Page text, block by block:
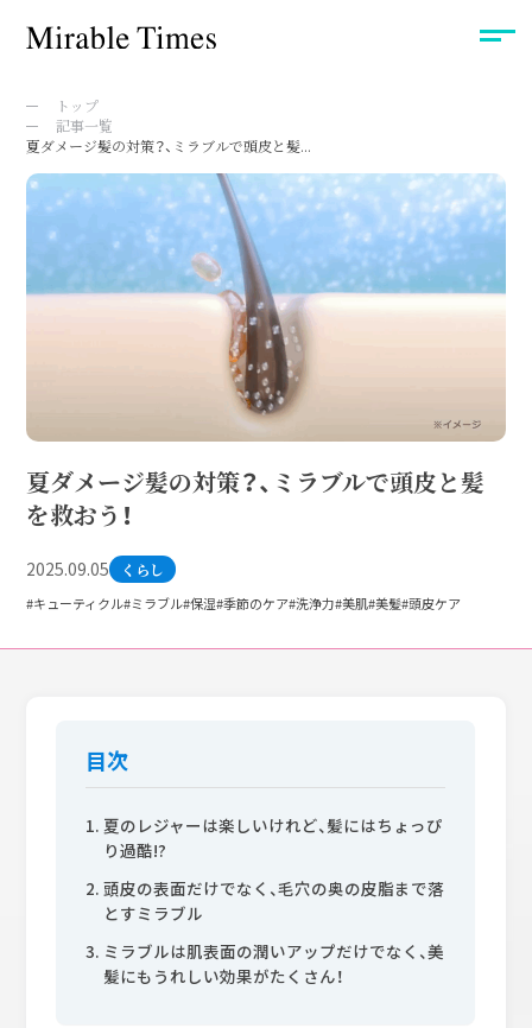
トップ
記事一覧
夏ダメージ髪の対策？、ミラブルで頭皮と髪...
夏ダメージ髪の対策？、ミラブルで頭皮と髪
を救おう！
2025.09.05 くらし
#キューティクル#ミラブル#保湿#季節のケア#洗浄力#美肌#美髪#頭皮ケア
目次
夏のレジャーは楽しいけれど、髪にはちょっぴ
り過酷!?
頭皮の表面だけでなく、毛穴の奥の皮脂まで落
とすミラブル
ミラブルは肌表面の潤いアップだけでなく、美
髪にもうれしい効果がたくさん！